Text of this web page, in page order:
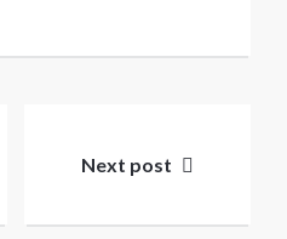
Next post